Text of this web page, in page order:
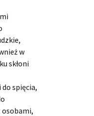
w
skłoni
spięcia,
osobami,